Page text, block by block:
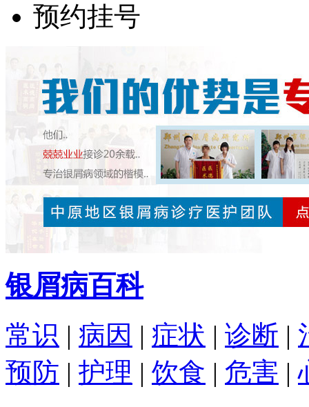
预约挂号
银屑病百科
常识 | 病因 | 症状 | 诊断 |
预防 | 护理 | 饮食 | 危害 |